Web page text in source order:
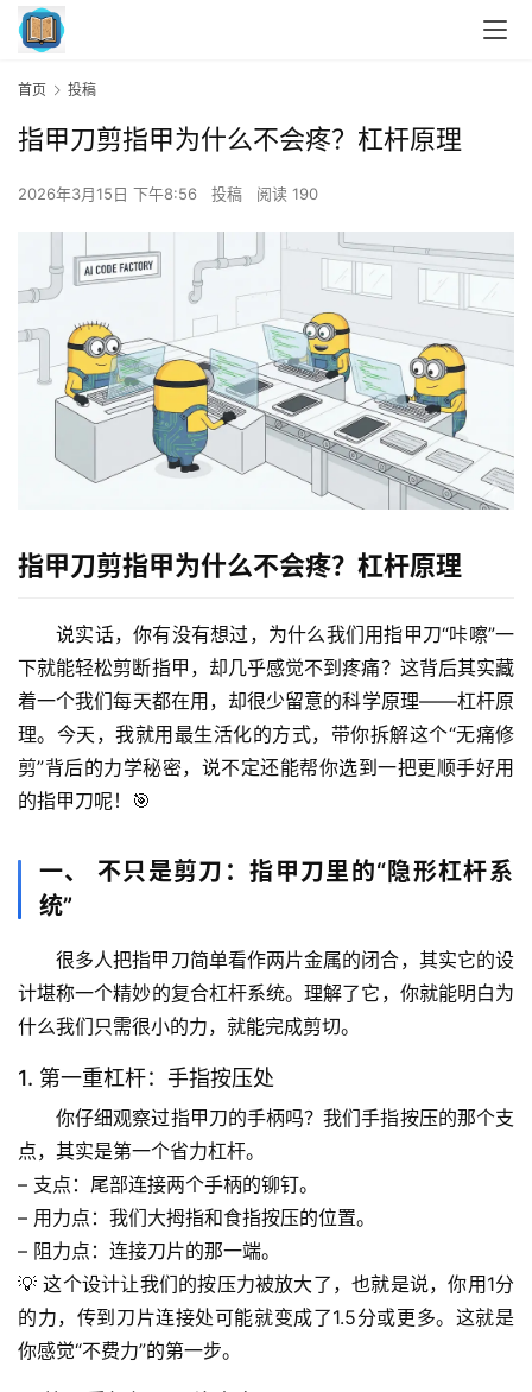
首页 投稿
指甲刀剪指甲为什么不会疼？杠杆原理
2026年3月15日 下午8:56 投稿 阅读 190
指甲刀剪指甲为什么不会疼？杠杆原理
说实话，你有没有想过，为什么我们用指甲刀“咔嚓”一
下就能轻松剪断指甲，却几乎感觉不到疼痛？这背后其实藏
着一个我们每天都在用，却很少留意的科学原理——杠杆原
理。今天，我就用最生活化的方式，带你拆解这个“无痛修
剪”背后的力学秘密，说不定还能帮你选到一把更顺手好用
的指甲刀呢！🎯
一、 不只是剪刀：指甲刀里的“隐形杠杆系
统”
很多人把指甲刀简单看作两片金属的闭合，其实它的设
计堪称一个精妙的复合杠杆系统。理解了它，你就能明白为
什么我们只需很小的力，就能完成剪切。
1. 第一重杠杆：手指按压处
你仔细观察过指甲刀的手柄吗？我们手指按压的那个支
点，其实是第一个省力杠杆。
– 支点 ：尾部连接两个手柄的铆钉。
– 用力点 ：我们大拇指和食指按压的位置。
– 阻力点 ：连接刀片的那一端。
💡 这个设计让我们的按压力被放大了，也就是说，你用1分
的力，传到刀片连接处可能就变成了1.5分或更多。这就是
你感觉“不费力”的第一步。